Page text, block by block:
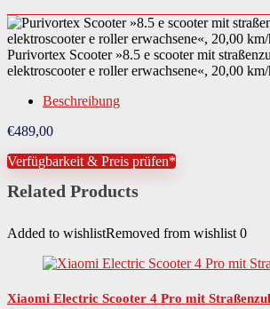
Purivortex Scooter »8.5 e scooter mit
elektroscooter e roller erwachsene«, 20,00 km/
Beschreibung
€489,00
Verfügbarkeit & Preis prüfen*
Related Products
Added to wishlistRemoved from wishlist 0
Xiaomi Electric Scooter 4 Pro mit